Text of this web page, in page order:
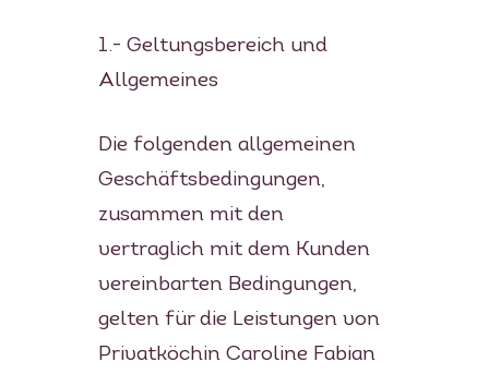
1.- Geltungsbereich und
Allgemeines
Die folgenden allgemeinen
Geschäftsbedingungen,
zusammen mit den
vertraglich mit dem Kunden
vereinbarten Bedingungen,
gelten für die Leistungen von
Privatköchin Caroline Fabian